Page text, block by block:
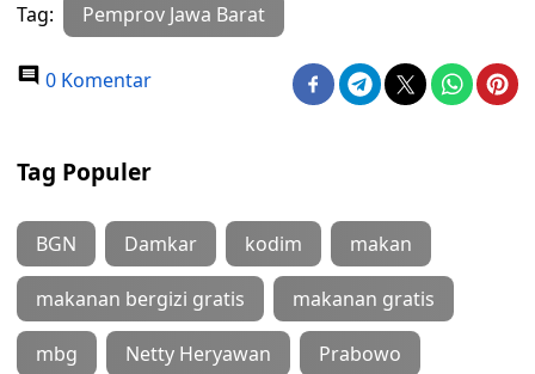
Tag: Pemprov Jawa Barat
0 Komentar
Tag Populer
BGN Damkar kodim makan
makanan bergizi gratis makanan gratis
mbg Netty Heryawan Prabowo